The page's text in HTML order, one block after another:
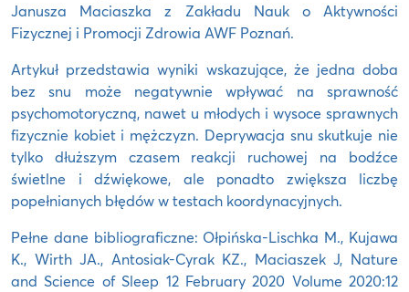
Janusza Maciaszka z Zakładu Nauk o Aktywności
Fizycznej i Promocji Zdrowia AWF Poznań.
Artykuł przedstawia wyniki wskazujące, że jedna doba
bez snu może negatywnie wpływać na sprawność
psychomotoryczną, nawet u młodych i wysoce sprawnych
fizycznie kobiet i mężczyzn. Deprywacja snu skutkuje nie
tylko dłuższym czasem reakcji ruchowej na bodźce
świetlne i dźwiękowe, ale ponadto zwiększa liczbę
popełnianych błędów w testach koordynacyjnych.
Pełne dane bibliograficzne: Ołpińska-Lischka M., Kujawa
K., Wirth JA., Antosiak-Cyrak KZ., Maciaszek J, Nature
and Science of Sleep 12 February 2020 Volume 2020:12